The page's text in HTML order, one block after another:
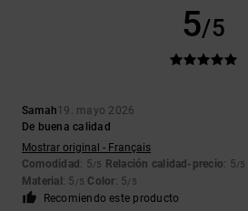
5/5
Samah19. mayo 2026
De buena calidad
Mostrar original - Français
Comodidad : 5/5 Relación calidad-precio: 5/5
Material : 5 /5 Color: 5/5
Recomiendo este producto